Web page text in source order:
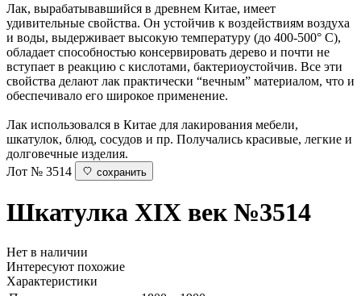
Лак, вырабатывавшийся в древнем Китае, имеет
удивительные свойства. Он устойчив к воздействиям воздуха
и воды, выдерживает высокую температуру (до 400-500° C),
обладает способностью консервировать дерево и почти не
вступает в реакцию с кислотами, бактериоустойчив. Все эти
свойства делают лак практически “вечным” материалом, что и
обеспечивало его широкое применение.
Лак использовался в Китае для лакирования мебели,
шкатулок, блюд, сосудов и пр. Получались красивые, легкие и
долговечные изделия.
Лот № 3514
сохранить
Шкатулка XIX век №3514
Нет в наличии
Интересуют похожие
Характеристики